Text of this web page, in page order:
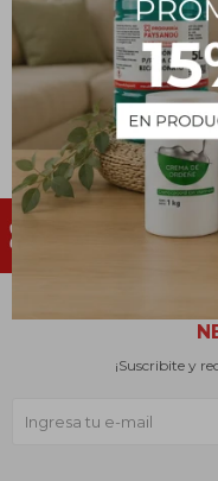
10 g
$ 126
¡Suscribite y